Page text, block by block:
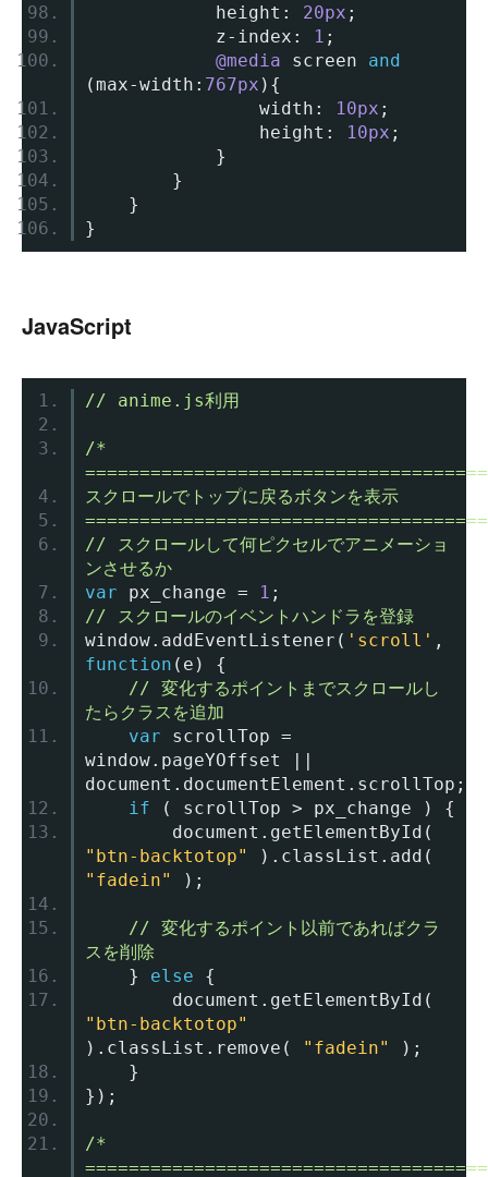
			height
: 20px ;
			z
- index : 1 ;
@media screen and
(max-width : 767px ){
				width
: 10px ;
				height
: 10px ;
}
}
}
}
JavaScript
// anime.js利用
/*
スクロールでトップに戻るボタンを表示
// スクロールして何ピクセルでアニメーショ
ンさせるか
var px_change = 1 ;
// スクロールのイベントハンドラを登録
window. addEventListener ( 'scroll' ,
function ( e )
{
// 変化するポイントまでスクロールし
たらクラスを追加
var scrollTop =
window. pageYOffset
||
document . documentElement . scrollTop ;
if
( scrollTop > px_change )
{
		document
. getElementById (
"btn-backtotop"
). classList . add (
"fadein"
);
// 変化するポイント以前であればクラ
スを削除
}
else
{
		document
. getElementById (
"btn-backtotop"
). classList . remove ( "fadein"
);
}
});
/*